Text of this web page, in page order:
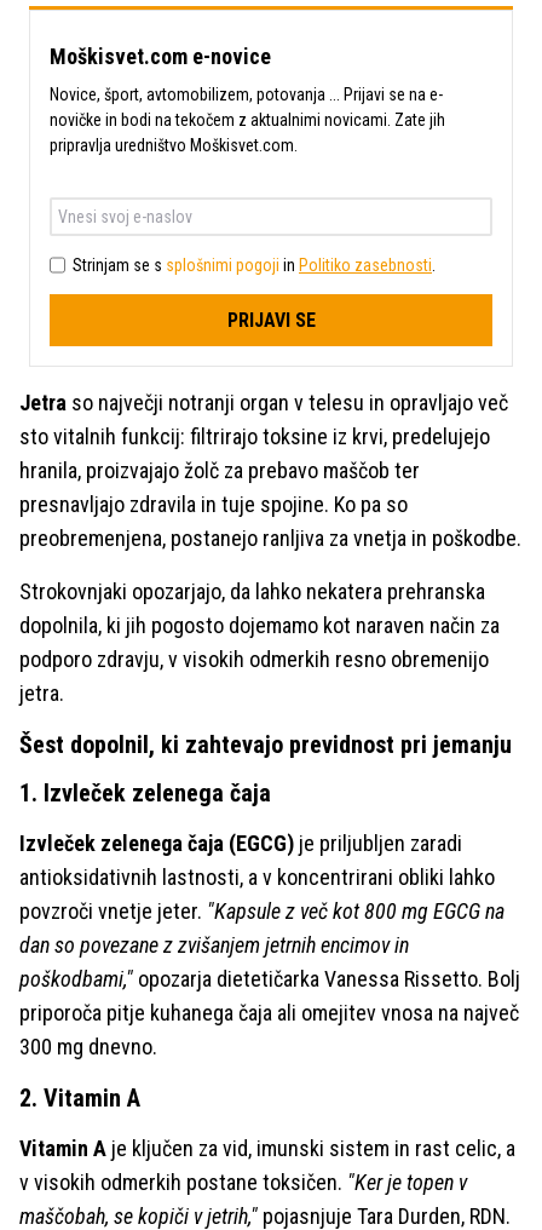
Moškisvet.com e-novice
Novice, šport, avtomobilizem, potovanja ... Prijavi se na e-
novičke in bodi na tekočem z aktualnimi novicami. Zate jih
pripravlja uredništvo Moškisvet.com.
Strinjam se s splošnimi pogoji in Politiko zasebnosti
PRIJAVI SE
Jetra so največji notranji organ v telesu in opravljajo več
sto vitalnih funkcij: filtrirajo toksine iz krvi, predelujejo
hranila, proizvajajo žolč za prebavo maščob ter
presnavljajo zdravila in tuje spojine. Ko pa so
preobremenjena, postanejo ranljiva za vnetja in poškodbe.
Strokovnjaki opozarjajo, da lahko nekatera prehranska
dopolnila, ki jih pogosto dojemamo kot naraven način za
podporo zdravju, v visokih odmerkih resno obremenijo
jetra.
Šest dopolnil, ki zahtevajo previdnost pri jemanju
1. Izvleček zelenega čaja
Izvleček zelenega čaja (EGCG) je priljubljen zaradi
antioksidativnih lastnosti, a v koncentrirani obliki lahko
povzroči vnetje jeter. "Kapsule z več kot 800 mg EGCG na
dan so povezane z zvišanjem jetrnih encimov in
poškodbami," opozarja dietetičarka Vanessa Rissetto. Bolj
priporoča pitje kuhanega čaja ali omejitev vnosa na največ
300 mg dnevno.
2. Vitamin A
Vitamin A je ključen za vid, imunski sistem in rast celic, a
v visokih odmerkih postane toksičen. "Ker je topen v
maščobah, se kopiči v jetrih," pojasnjuje Tara Durden, RDN.